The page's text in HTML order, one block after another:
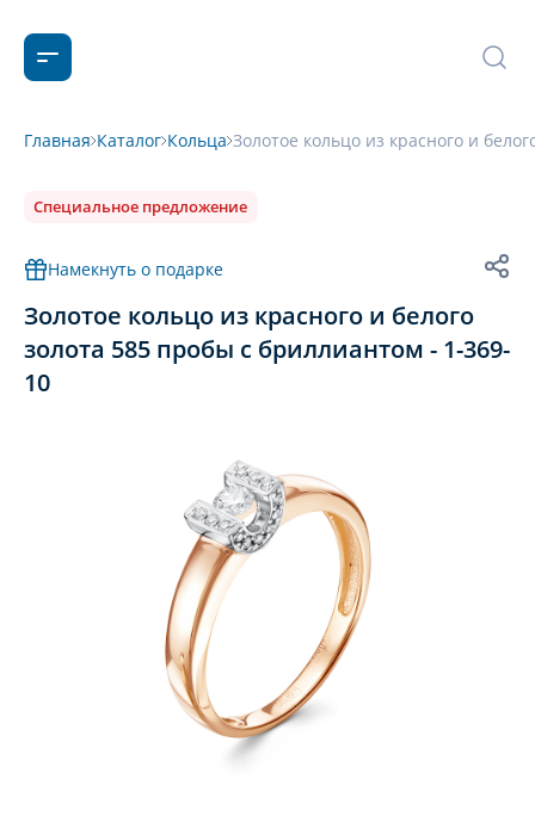
Главная Каталог Кольца Золотое кольцо из красного и
Специальное предложение
Намекнуть о подарке
Золотое кольцо из красного и белого
золота 585 пробы с бриллиантом - 1-369-
10